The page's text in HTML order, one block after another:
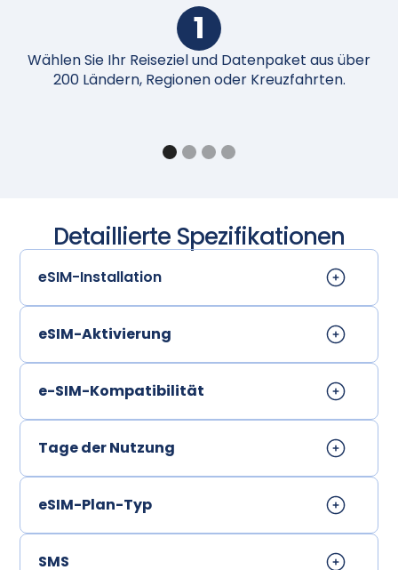
1
Wählen Sie Ihr Reiseziel und Datenpaket aus über
200 Ländern, Regionen oder Kreuzfahrten.
Detaillierte Spezifikationen
eSIM-Installation
eSIM-Aktivierung
e-SIM-Kompatibilität
Tage der Nutzung
eSIM-Plan-Typ
SMS